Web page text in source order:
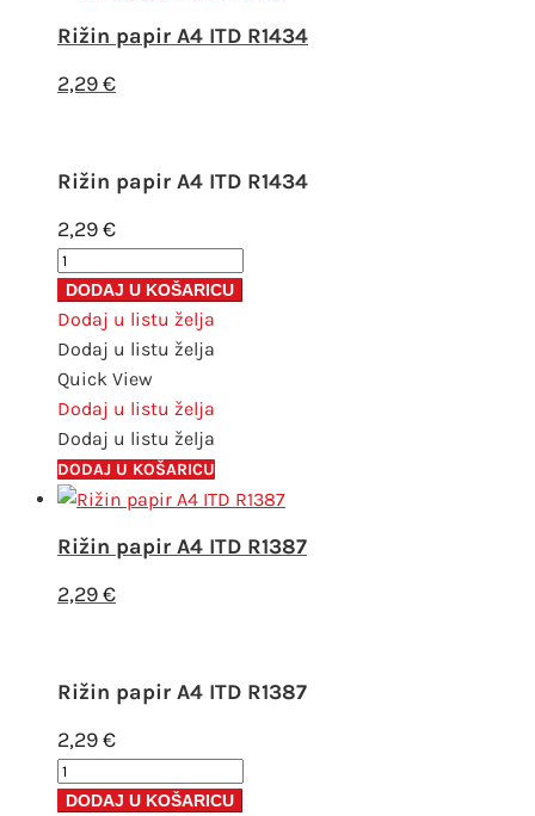
Rižin papir A4 ITD R1434
2,29€
Rižin papir A4 ITD R1434
2,29€
Rižin
papir
A4
ITD
R1434
količina
DODAJ U KOŠARICU
Dodaj u listu želja
Dodaj u listu želja
Quick View
Dodaj u listu želja
Dodaj u listu želja
DODAJ U KOŠARICU
Rižin papir A4 ITD R1387
2,29€
Rižin papir A4 ITD R1387
2,29€
Rižin
papir
DODAJ U KOŠARICU